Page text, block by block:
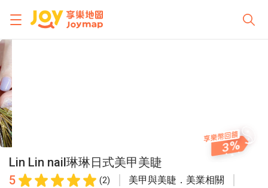
Lin Lin nail琳琳日式美甲美睫
5
(2) 美甲與美睫．美業相關
3